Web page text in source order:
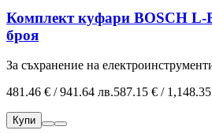
Комплект куфари BOSCH L-
броя
За съхранение на
481.46 € / 941.64 лв.587.15 € /
Купи